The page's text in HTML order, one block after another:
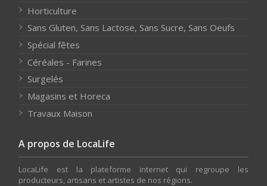
Horticulture
Sans Gluten, Sans Lactose, Sans Sucre, Sans Oeufs
Spécial fêtes
Céréales - Farines
Surgelés
Magasins et Horeca
Travaux Maison
A propos de LocaLife
LocaLife est la plateforme internet qui regroupe les
producteurs, artisans et artistes de nos régions.